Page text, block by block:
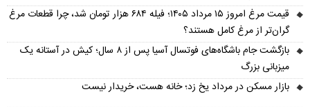
قیمت مرغ امروز ۱۵ مرداد ۱۴۰۵؛ فیله ۶۸۴ هزار تومان شد، چرا قطعات مرغ
گران‌تر از مرغ کامل هستند؟
بازگشت جام باشگاه‌های فوتسال آسیا پس از ۸ سال؛ کیش در آستانه یک
میزبانی بزرگ
بازار مسکن در مرداد یخ زد؛ خانه هست، خریدار نیست